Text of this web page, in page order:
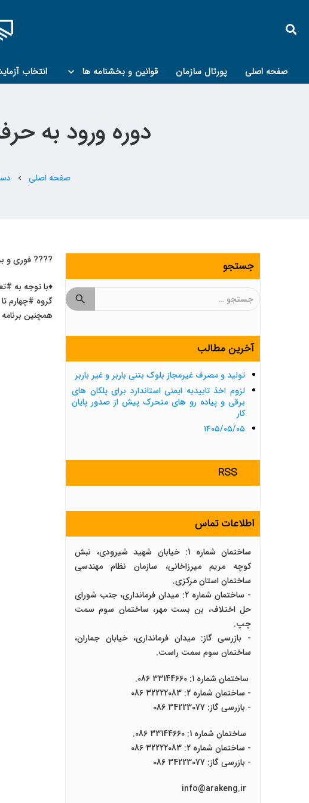
صفحه اصلی پورتال سازمان قوانین و بخشنامه ها انتخاب
دوره ورود به
صفحه اصلی chevron_left
???? فوری و
♦️با توجه به
گروه #چهارم
همچنین
جستجو
جستجو
آخرین مطالب
تولید و مصرف غیرمجاز بلوک بتنی باربر و غیر باربر
لزوم اخذ تاییدیه ایمنی استاندارد برای پلکان های
برقی و پیاده رو های متحرک پیش از صدور پایان
کار
۱۴۰۵/۰۵/۰۵
RSS
اطلاعات تماس
ساختمان شماره 1: خیابان شهید شیرودی، نبش
کوچه مریم میرزاخانی، سازمان نظام مهندسی
ساختمان استان مرکزی.
- ساختمان شماره 2: میدان فرمانداری، جنب شورای
حل اختلاف، بن بست مهر، ساختمان سوم سمت
چپ.
- بازرسی گاز: میدان فرمانداری، خیابان جماران،
ساختمان سوم سمت راست.
ساختمان شماره 1: 33144660 086.
- ساختمان شماره 2: 32222083 086
- بازرسی گاز: 34223077 086
ساختمان شماره 1: 33144660 086.
- ساختمان شماره 2: 32222083 086
- بازرسی گاز: 34223077 086